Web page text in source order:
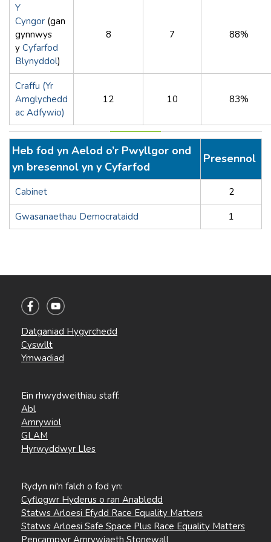
Y
Cyngor (gan
gynnwys
y Cyfarfod
Blynyddol)
8 7 88%
Craffu (Yr
Amglychedd
ac Adfywio)
12 10 83%
Heb fod yn Aelod o’r Pwyllgor ond
yn bresennol yn y Cyfarfod
Presennol
Cabinet 2
Gwasanaethau Democrataidd 1
Datganiad Hygyrchedd
Cyswllt
Ymwadiad
Ein rhwydweithiau staff:
Abl
Amrywiol
GLAM
Hyrwyddwyr Lles
Rydyn ni'n falch o fod yn:
Cyflogwr Hyderus o ran Anabledd
Statws Arloesi Efydd Race Equality Matters
Statws Arloesi Safe Space Plus Race Equality Matters
Pencampwr Amrywiaeth Stonewall